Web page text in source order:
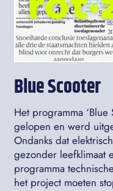
Blue Scooter
Het programma
gelopen en werd
Ondanks dat
gezonder leefklimaat
programma
het project moeten